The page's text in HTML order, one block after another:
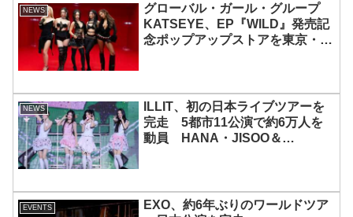
NEWS
グローバル・ガール・グループ
KATSEYE、EP『WILD』発売記
念ポップアップストアを東京・原
NEWS
ILLIT、初の日本ライブツアーを
完走 5都市11公演で約6万人を
動員 HANA・JISOO＆
EVENTS
EXO、約6年ぶりのワールドツア